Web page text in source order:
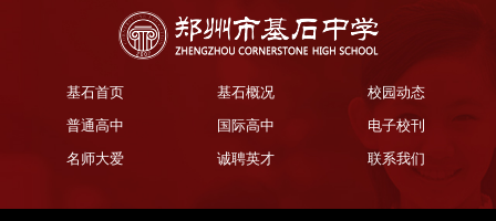
基石首页 基石概况
校园动态
普通高中
国际高中
电子校刊
名师大爱
诚聘英才 联系我们